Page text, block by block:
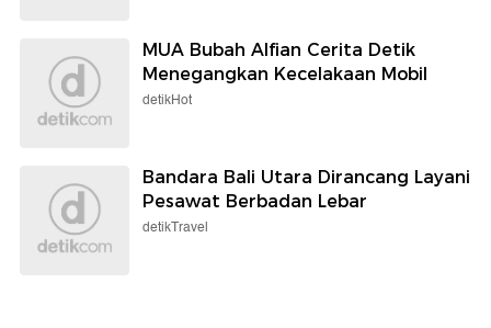
MUA Bubah Alfian Cerita Detik
Menegangkan Kecelakaan Mobil
detikHot
Bandara Bali Utara Dirancang Layani
Pesawat Berbadan Lebar
detikTravel